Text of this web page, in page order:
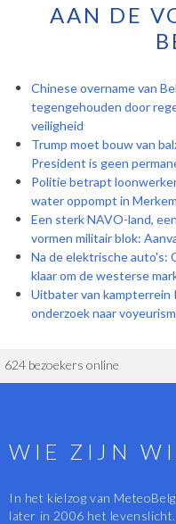
AAN DE
Chinese overname van
tegengehouden door
veiligheid
Trump moet bouw van
President is geen
Politie betrapt
water oppompt in
Een sterk NAVO-land,
vormen militair blok:
Na de elektrische auto's:
klaar om de westerse
Uitbater van kampterrein
onderzoek naar
624 bezoekers online
WIE ZIJN
In het kielzog van
later in 2006 het